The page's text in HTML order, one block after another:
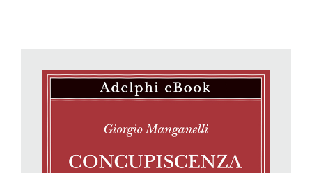
esercizio solo in apparenza minimo, anzi, nobilmente
«minore», una letteratura nella letteratura capace di veicolare il
quella della narrazione. Soprattutto, la recensione era un
genere dichiaratamente disonesto e fazioso, perché ancorato
al punto di vista dell’io che legge, giudica e infine condivide.